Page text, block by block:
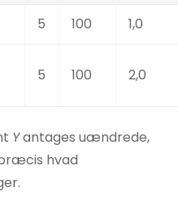
5 100 1,0
5 100 2,0
Yantages uændrede,
hvad